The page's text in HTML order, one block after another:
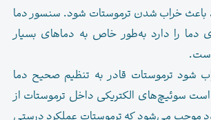
باعث خراب شدن ترموستات شود. سنسور دما
دما را دارد به‌طور خاص به دماهای بسیار
شود ترموستات قادر به تنظیم صحیح دما
سوئیچ‌های الکتریکی داخل ترموستات از